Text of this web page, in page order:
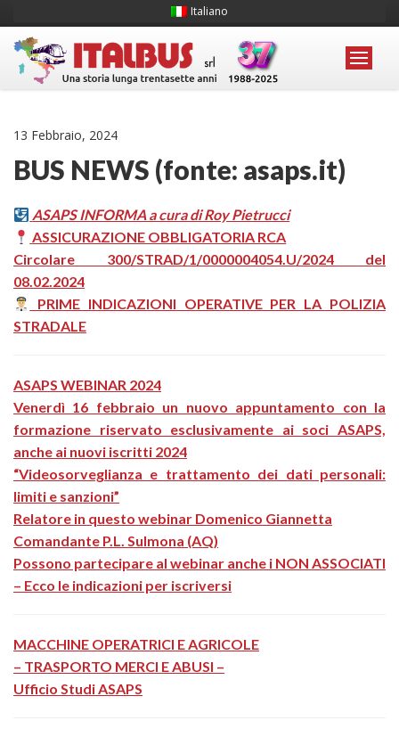
Italiano
13 Febbraio, 2024
BUS NEWS (fonte: asaps.it)
ASAPS INFORMA a cura di Roy Pietrucci
ASSICURAZIONE OBBLIGATORIA RCA
Circolare 300/STRAD/1/0000004054.U/2024 del
08.02.2024
PRIME INDICAZIONI OPERATIVE PER LA POLIZIA
STRADALE
ASAPS WEBINAR 2024
Venerdì 16 febbraio un nuovo appuntamento con la
formazione riservato esclusivamente ai soci ASAPS,
anche ai nuovi iscritti 2024
“Videosorveglianza e trattamento dei dati personali:
limiti e sanzioni”
Relatore in questo webinar Domenico Giannetta
Comandante P.L. Sulmona (AQ)
Possono partecipare al webinar anche i NON ASSOCIATI
– Ecco le indicazioni per iscriversi
MACCHINE OPERATRICI E AGRICOLE
– TRASPORTO MERCI E ABUSI –
Ufficio Studi ASAPS